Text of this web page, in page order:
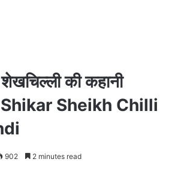
की कहानी
Sheikh Chilli
902 2 minutes read